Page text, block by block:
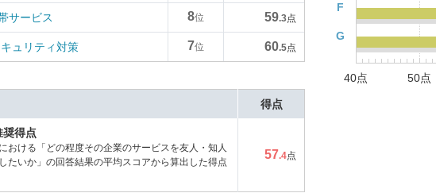
サービス 8位 59.3点
ュリティ対策 7位 60.5点
F
G
40点 50点
得点
奨得点
おける「どの程度その企業のサービスを友人・知人
たいか」の回答結果の平均スコアから算出した得点
57.4点